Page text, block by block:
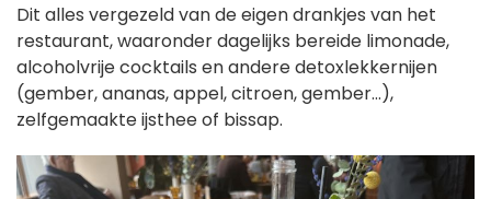
Dit alles vergezeld van de eigen drankjes van het
restaurant, waaronder dagelijks bereide limonade,
alcoholvrije cocktails en andere detoxlekkernijen
(gember, ananas, appel, citroen, gember...),
zelfgemaakte ijsthee of bissap.